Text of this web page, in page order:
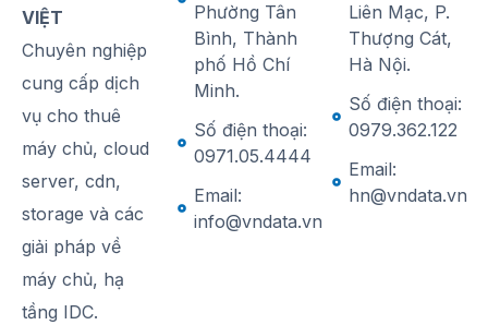
VIỆT
Chuyên nghiệp
cung cấp dịch
vụ cho thuê
máy chủ, cloud
server, cdn,
storage và các
giải pháp về
máy chủ, hạ
tầng IDC.
Phường Tân
Bình, Thành
phố Hồ Chí
Minh.
Số điện thoại:
0971.05.4444
Email:
info@vndata.vn
Liên Mạc, P.
Thượng Cát,
Hà Nội.
Số điện thoại:
0979.362.122
Email:
hn@vndata.vn